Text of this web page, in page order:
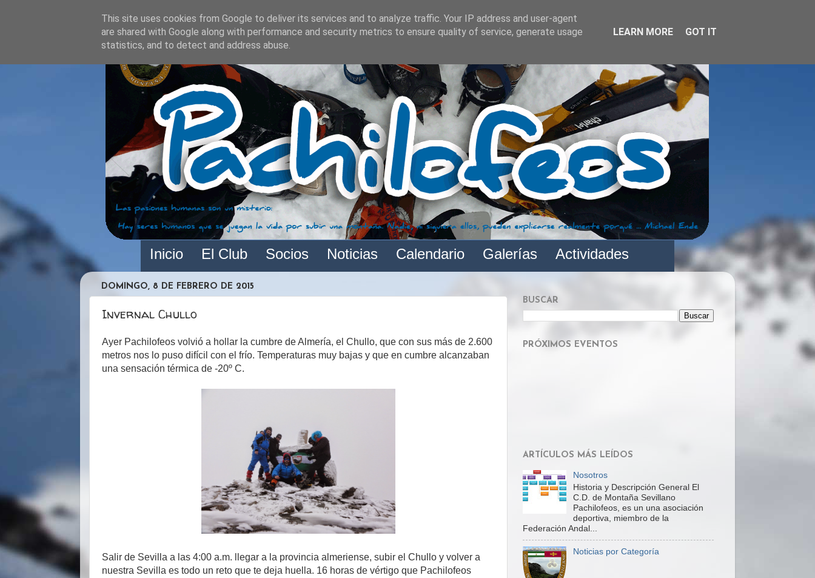
Inicio El Club Socios Noticias Calendario Galerías Actividades
DOMINGO, 8 DE FEBRERO DE 2015
Invernal Chullo
Ayer Pachilofeos volvió a hollar la cumbre de Almería, el Chullo, que con sus más de 2.600
metros nos lo puso difícil con el frío. Temperaturas muy bajas y que en cumbre alcanzaban
una sensación térmica de -20º C.
Salir de Sevilla a las 4:00 a.m. llegar a la provincia almeriense, subir el Chullo y volver a
nuestra Sevilla es todo un reto que te deja huella. 16 horas de vértigo que Pachilofeos
BUSCAR
PRÓXIMOS EVENTOS
ARTÍCULOS MÁS LEÍDOS
Nosotros
Historia y Descripción General El
C.D. de Montaña Sevillano
Pachilofeos, es un una asociación
deportiva, miembro de la
Federación Andal...
Noticias por Categoría
This site uses cookies from Google to deliver its services and to analyze traffic. Your IP address and user-agent
are shared with Google along with performance and security metrics to ensure quality of service, generate usage
statistics, and to detect and address abuse.
LEARN MORE GOT IT